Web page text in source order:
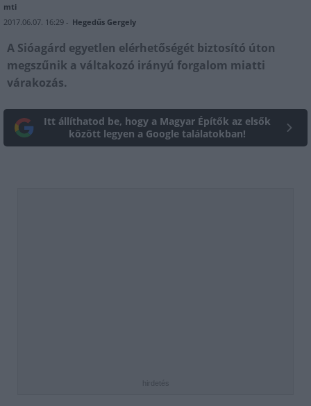
mti
2017.06.07. 16:29 - Hegedűs Gergely
A Sióagárd egyetlen elérhetőségét biztosító úton
megszűnik a váltakozó irányú forgalom miatti
várakozás.
Itt állíthatod be, hogy a Magyar Építők az elsők
között legyen a Google találatokban!
hirdetés